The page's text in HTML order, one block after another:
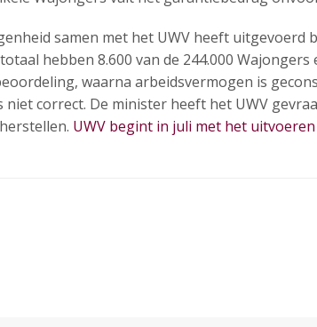
samen met het UWV heeft uitgevoerd
hebben 8.600 van de 244.000
waarna arbeidsvermogen is
niet correct. De minister heeft het UWV
UWV begint in juli met het